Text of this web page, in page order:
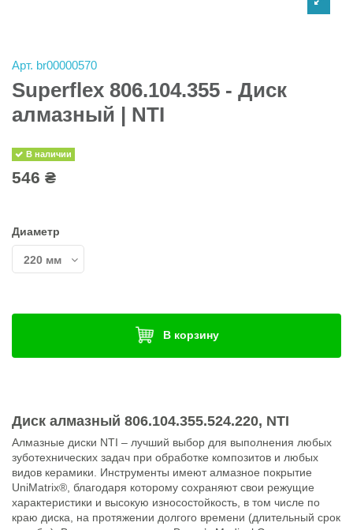
Арт. br00000570
Superflex 806.104.355 - Диск
алмазный | NTI
В наличии
546 ₴
Диаметр
В корзину
Диск алмазный 806.104.355.524.220, NTI
Алмазные диски NTI – лучший выбор для выполнения любых
зуботехнических задач при обработке композитов и любых
видов керамики. Инструменты имеют алмазное покрытие
UniMatrix®, благодаря которому сохраняют свои режущие
характеристики и высокую износостойкость, в том числе по
краю диска, на протяжении долгого времени (длительный срок